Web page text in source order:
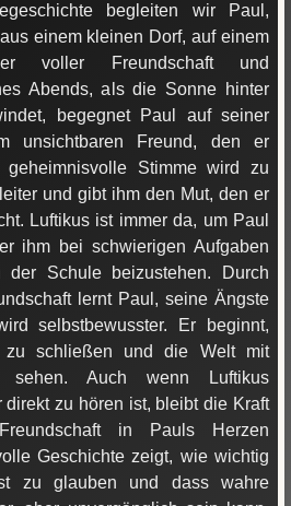
begleiten wir Paul,
einem kleinen Dorf, auf einem
voller Freundschaft und
Abends, als die Sonne hinter
begegnet Paul auf seiner
unsichtbaren Freund, den er
geheimnisvolle Stimme wird zu
und gibt ihm den Mut, den er
Luftikus ist immer da, um Paul
ihm bei schwierigen Aufgaben
Schule beizustehen. Durch
lernt Paul, seine Ängste
selbstbewusster. Er beginnt,
zu schließen und die Welt mit
sehen. Auch wenn Luftikus
direkt zu hören ist, bleibt die Kraft
in Pauls Herzen
Geschichte zeigt, wie wichtig
zu glauben und dass wahre